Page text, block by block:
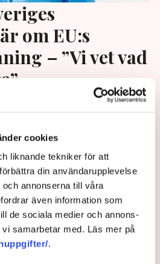
cookies
liknande tekniker för att
din användarupplevelse
annonserna till våra
även information som
de sociala medier och annons-
samarbetar med. Läs mer på
.
om EU:s
– ”Vi vet vad
Roswall. I en exklusiv
sin syn på de mest aktuella
som händer när Sveriges och
"Vi är lika mycket
och Frankrike", säger